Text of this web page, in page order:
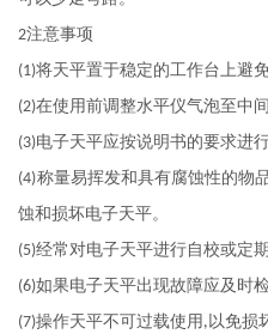
2注意事项
(1)将天平置于稳定的工作台上避免振
(2)在使用前调整水平仪气泡至中间位
(3)电子天平应按说明书的要求进行
(4)称量易挥发和具有腐蚀性的物
蚀和损坏电子天平。
(5)经常对电子天平进行自校或定
(6)如果电子天平出现故障应及时
(7)操作天平不可过载使用 , 以免损坏